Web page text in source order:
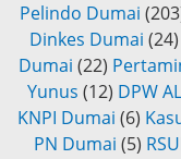
Pelindo Dumai
Dinkes Dumai (24)
Dumai (22)
Yunus (12) DPW
KNPI Dumai (6)
PN Dumai (5)